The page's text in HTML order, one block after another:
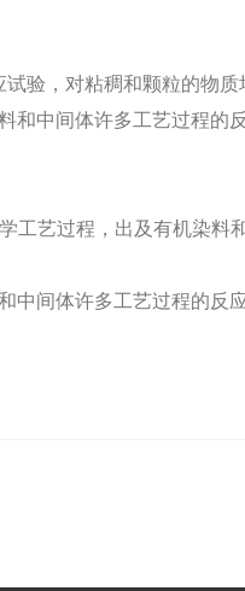
验，对粘稠和颗粒的物质
中间体许多工艺过程的
工艺过程，出及有机染料
间体许多工艺过程的反